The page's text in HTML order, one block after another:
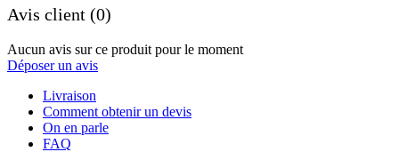
Avis client (0)
Aucun avis sur ce produit pour le moment
Déposer un avis
Livraison
Comment obtenir un devis
On en parle
FAQ